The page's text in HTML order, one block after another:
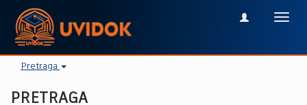
Pretraga
PRETRAGA